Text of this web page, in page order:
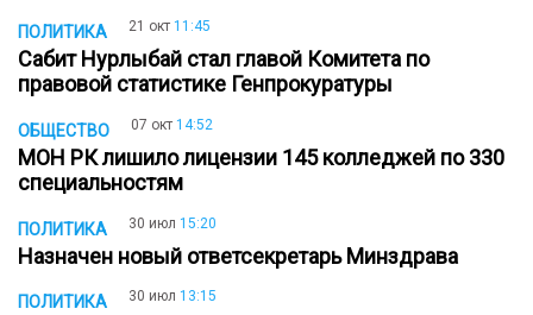
ПОЛИТИКА 21 окт 11:45
Сабит Нурлыбай стал главой Комитета по
правовой статистике Генпрокуратуры
ОБЩЕСТВО 07 окт 14:52
МОН РК лишило лицензии 145 колледжей по 330
специальностям
ПОЛИТИКА 30 июл 15:20
Назначен новый ответсекретарь Минздрава
ПОЛИТИКА 30 июл 13:15